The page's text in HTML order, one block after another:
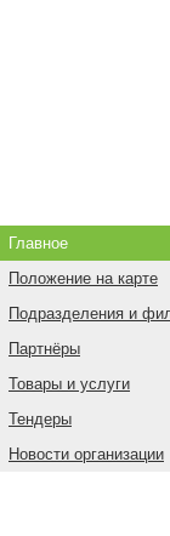
Главное
Положение на карте
Подразделения и
Партнёры
Товары и услуги
Тендеры
Новости организации